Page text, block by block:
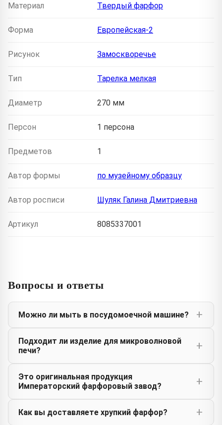
Материал Твердый фарфор
Форма Европейская-2
Рисунок Замоскворечье
Тип Тарелка мелкая
Диаметр 270 мм
Персон 1 персона
Предметов 1
Автор формы по музейному образцу
Автор росписи Шуляк Галина Дмитриевна
Артикул 8085337001
Вопросы и ответы
Можно ли мыть в посудомоечной машине?
Подходит ли изделие для микроволновой
печи?
Это оригинальная продукция
Императорский фарфоровый завод?
Как вы доставляете хрупкий фарфор?